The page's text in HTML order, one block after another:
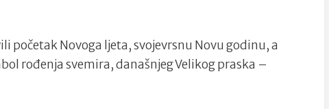
početak Novoga ljeta, svojevrsnu Novu godinu, a
rođenja svemira, današnjeg Velikog praska –